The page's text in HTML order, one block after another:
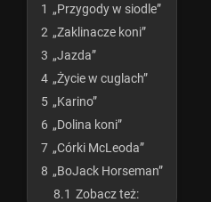
1 „Przygody w siodle”
2 „Zaklinacze koni”
3 „Jazda”
4 „Życie w cuglach”
5 „Karino”
6 „Dolina koni”
7 „Córki McLeoda”
8 „BoJack Horseman”
8.1 Zobacz też: